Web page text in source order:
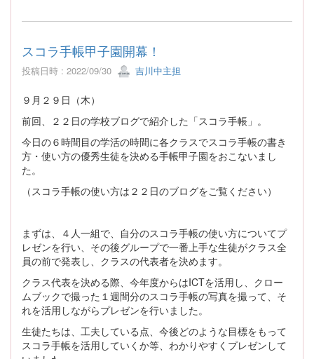
スコラ手帳甲子園開幕！
投稿日時 : 2022/09/30 吉川中主担
９月２９日（木）
前回、２２日の学校ブログで紹介した「スコラ手帳」。
今日の６時間目の学活の時間に各クラスでスコラ手帳の書き
方・使い方の優秀生徒を決める手帳甲子園をおこないまし
た。
（スコラ手帳の使い方は２２日のブログをご覧ください）
まずは、４人一組で、自分のスコラ手帳の使い方についてプ
レゼンを行い、その後グループで一番上手な生徒がクラス全
員の前で発表し、クラスの代表者を決めます。
クラス代表を決める際、今年度からはICTを活用し、クロー
ムブックで撮った１週間分のスコラ手帳の写真を撮って、そ
れを活用しながらプレゼンを行いました。
生徒たちは、工夫している点、今後どのような目標をもって
スコラ手帳を活用していくか等、わかりやすくプレゼンして